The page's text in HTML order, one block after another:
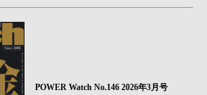
POWER Watch No.146 2026年3月号